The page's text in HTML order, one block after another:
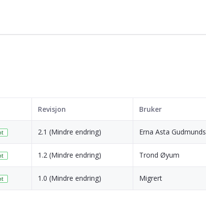
Revisjon Bruker
2.1 (Mindre endring) Erna Asta
1.2 (Mindre endring) Trond Øyum
1.0 (Mindre endring) Migrert